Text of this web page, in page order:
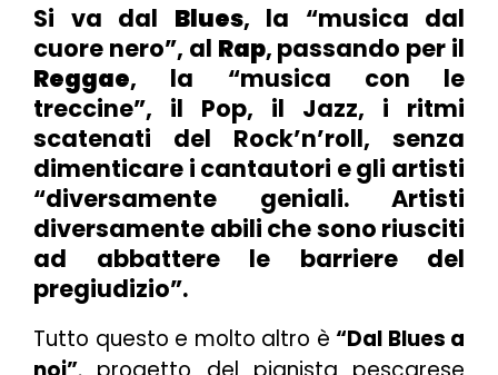
Si va dal Blues, la “musica dal
cuore nero”, al Rap, passando per il
Reggae, la “musica con le
treccine”, il Pop, il Jazz, i ritmi
scatenati del Rock’n’roll, senza
dimenticare i cantautori e gli artisti
“diversamente geniali. Artisti
diversamente abili che sono riusciti
ad abbattere le barriere del
pregiudizio”.
Tutto questo e molto altro è “Dal Blues a